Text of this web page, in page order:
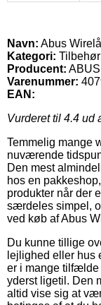
Navn: Abus
Kategori:
Producent: ABUS
Varenummer:
EAN:
Vurderet til 4.4 ud
Temmelig mange
nuværende
Den mest
hos en
produkter når der
særdeles simpel,
ved køb af Abus
Du kunne tillige
lejlighed eller hus
er i mange tilfælde
yderst ligetil. Den
altid vise sig at